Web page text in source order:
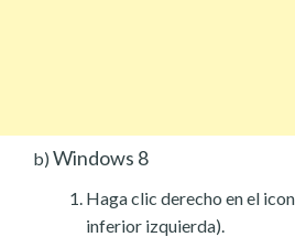
b) Windows 8
Haga clic derecho en el
inferior izquierda).